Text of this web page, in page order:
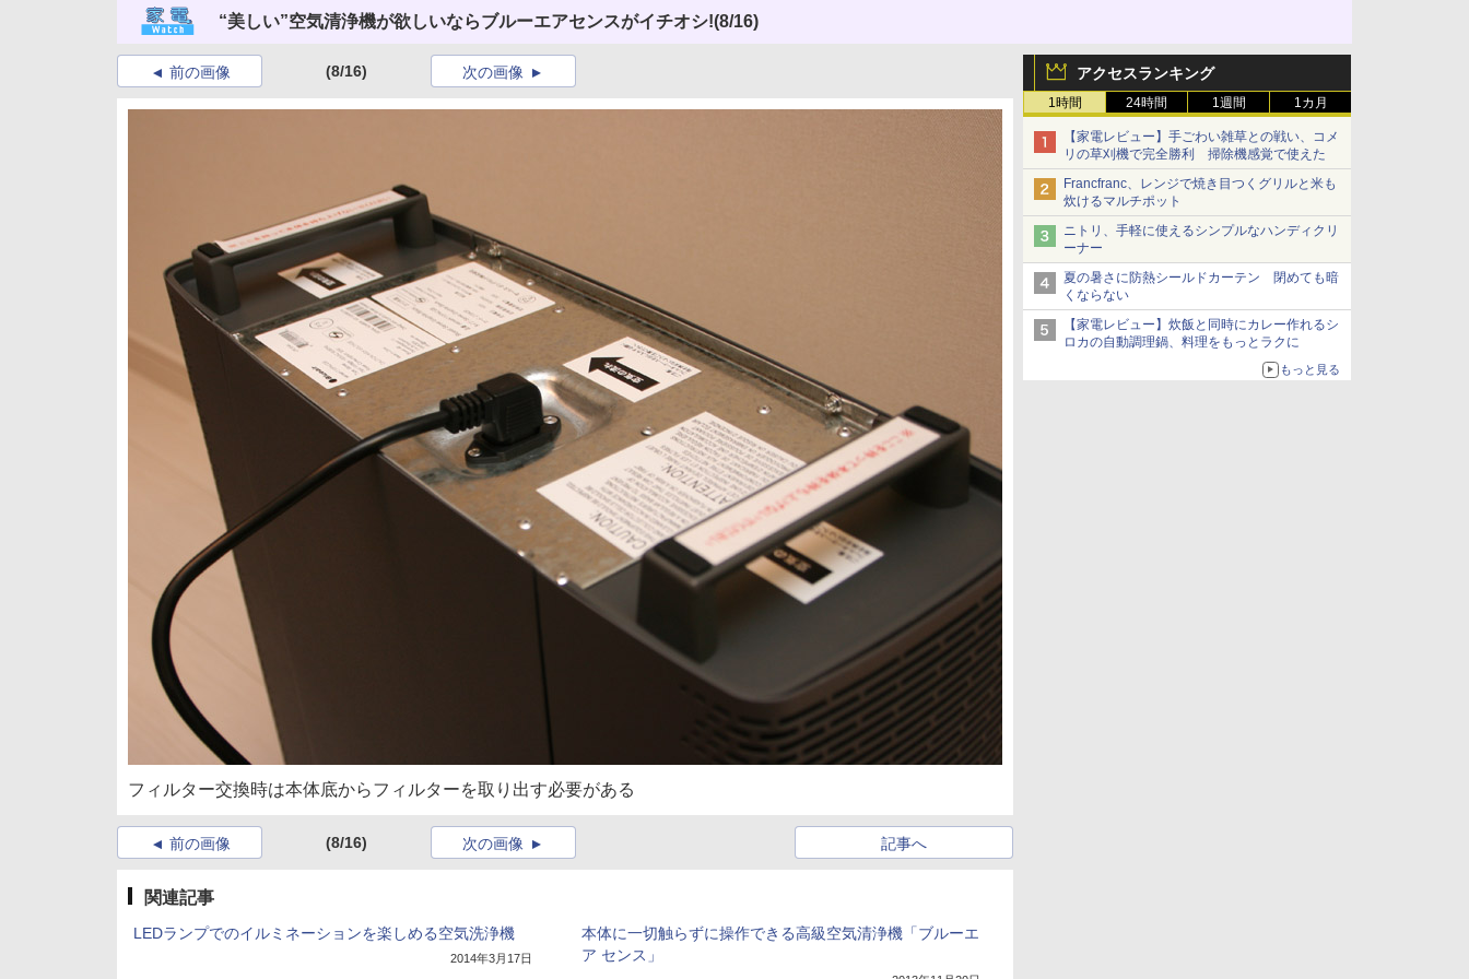
“美しい”空気清浄機が欲しいならブルーエアセンスがイチオシ!(8/16)
アクセスランキング
1時間 24時間 1週間 1カ月
【家電レビュー】手ごわい雑草との戦い、コメ
リの草刈機で完全勝利 掃除機感覚で使えた
Francfranc、レンジで焼き目つくグリルと米も
炊けるマルチポット
ニトリ、手軽に使えるシンプルなハンディクリ
ーナー
夏の暑さに防熱シールドカーテン 閉めても暗
くならない
【家電レビュー】炊飯と同時にカレー作れるシ
ロカの自動調理鍋、料理をもっとラクに
もっと見る
前の画像 (8/16) 次の画像
フィルター交換時は本体底からフィルターを取り出す必要がある
前の画像 (8/16) 記事へ
次の画像
関連記事
LEDランプでのイルミネーションを楽しめる空気洗浄機
2014年3月17日
本体に一切触らずに操作できる高級空気清浄機「ブルーエ
ア センス」